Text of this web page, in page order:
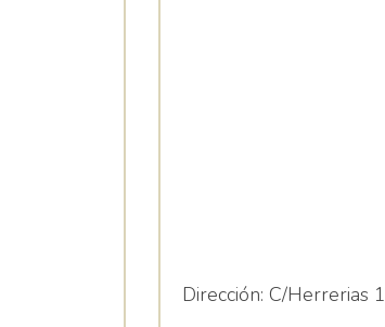
Dirección: C/Herrerias